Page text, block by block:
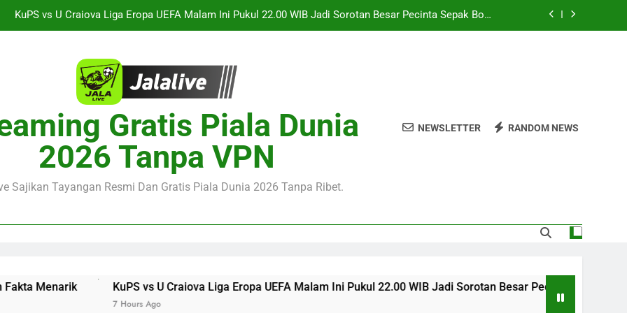
Jalalive Streaming Arsenal vs Real Betis Club Friendly Dini Hari Ini Pukul 01.30 WIB – Nikmati Aksi
Jalalive Streaming Monaco vs Getafe Club Friendly Dini Hari Ini Pukul 01.00 WIB Lengkap dengan Preview
KuPS vs U Craiova Liga Eropa UEFA Malam Ini Pukul 22.00 WIB Jadi Sorotan Besar Pecinta Sepak Bola
Jalalive Streaming Arsenal vs Real Betis Club Friendly Dini Hari Ini Pukul 01.30 WIB – Nikmati Aksi
Pramusim Berkualitas Tanpa Ketinggalan Momen Penting
Derby AC Milan vs Inter Milan Club Friendly Sore Ini Pukul 18.00 WIB Tersedia Melalui Streaming Jalalive
Gratis Piala Dunia
2026 Tanpa VPN
Sajikan Tayangan Resmi Dan Gratis Piala Dunia 2026 Tanpa Ribet.
NEWSLETTER RANDOM NEWS
KuPS vs U Craiova Liga Eropa UEFA Malam Ini Pukul 22.00 WIB Jadi Sorotan Besar Pecinta Sepak Bola Eropa di